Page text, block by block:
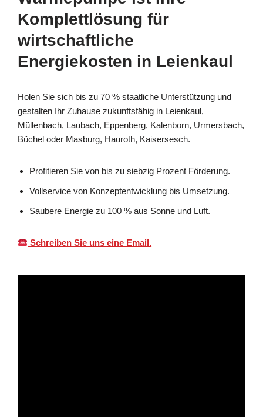
Komplettlösung für
wirtschaftliche
Energiekosten in Leienkaul
Holen Sie sich bis zu 70 % staatliche Unterstützung und
gestalten Ihr Zuhause zukunftsfähig in Leienkaul,
Müllenbach, Laubach, Eppenberg, Kalenborn, Urmersbach,
Büchel oder Masburg, Hauroth, Kaisersesch.
Profitieren Sie von bis zu siebzig Prozent Förderung.
Vollservice von Konzeptentwicklung bis Umsetzung.
Saubere Energie zu 100 % aus Sonne und Luft.
Schreiben Sie uns eine Email.